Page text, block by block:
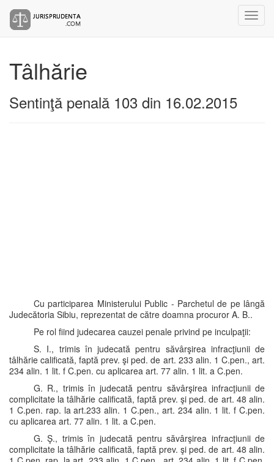
Tâlhărie
Sentinţă penală 103 din 16.02.2015
Cu participarea Ministerului Public - Parchetul de pe lângă
Judecătoria Sibiu, reprezentat de către doamna procuror A. B..
Pe rol fiind judecarea cauzei penale privind pe inculpaţii:
S. I., trimis în judecată pentru săvârşirea infracţiunii de
tâlhărie calificată, faptă prev. şi ped. de art. 233 alin. 1 C.pen., art.
234 alin. 1 lit. f C.pen. cu aplicarea art. 77 alin. 1 lit. a C.pen.
G. R., trimis în judecată pentru săvârşirea infracţiunii de
complicitate la tâlhărie calificată, faptă prev. şi ped. de art. 48 alin.
1 C.pen. rap. la art.233 alin. 1 C.pen., art. 234 alin. 1 lit. f C.pen.
cu aplicarea art. 77 alin. 1 lit. a C.pen.
G. Ş., trimis în judecată pentru săvârşirea infracţiunii de
complicitate la tâlhărie calificată, faptă prev. şi ped. de art. 48 alin.